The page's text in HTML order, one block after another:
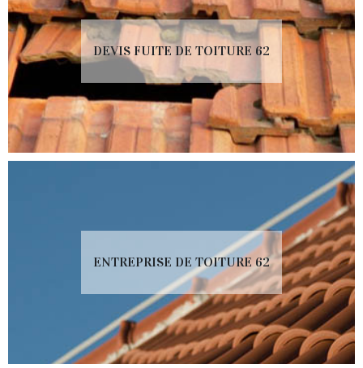
DEVIS FUITE DE TOITURE 62
ENTREPRISE DE TOITURE 62